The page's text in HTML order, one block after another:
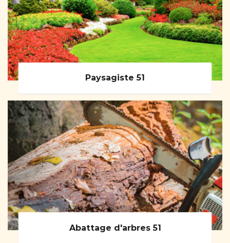
Paysagiste 51
Abattage d'arbres 51